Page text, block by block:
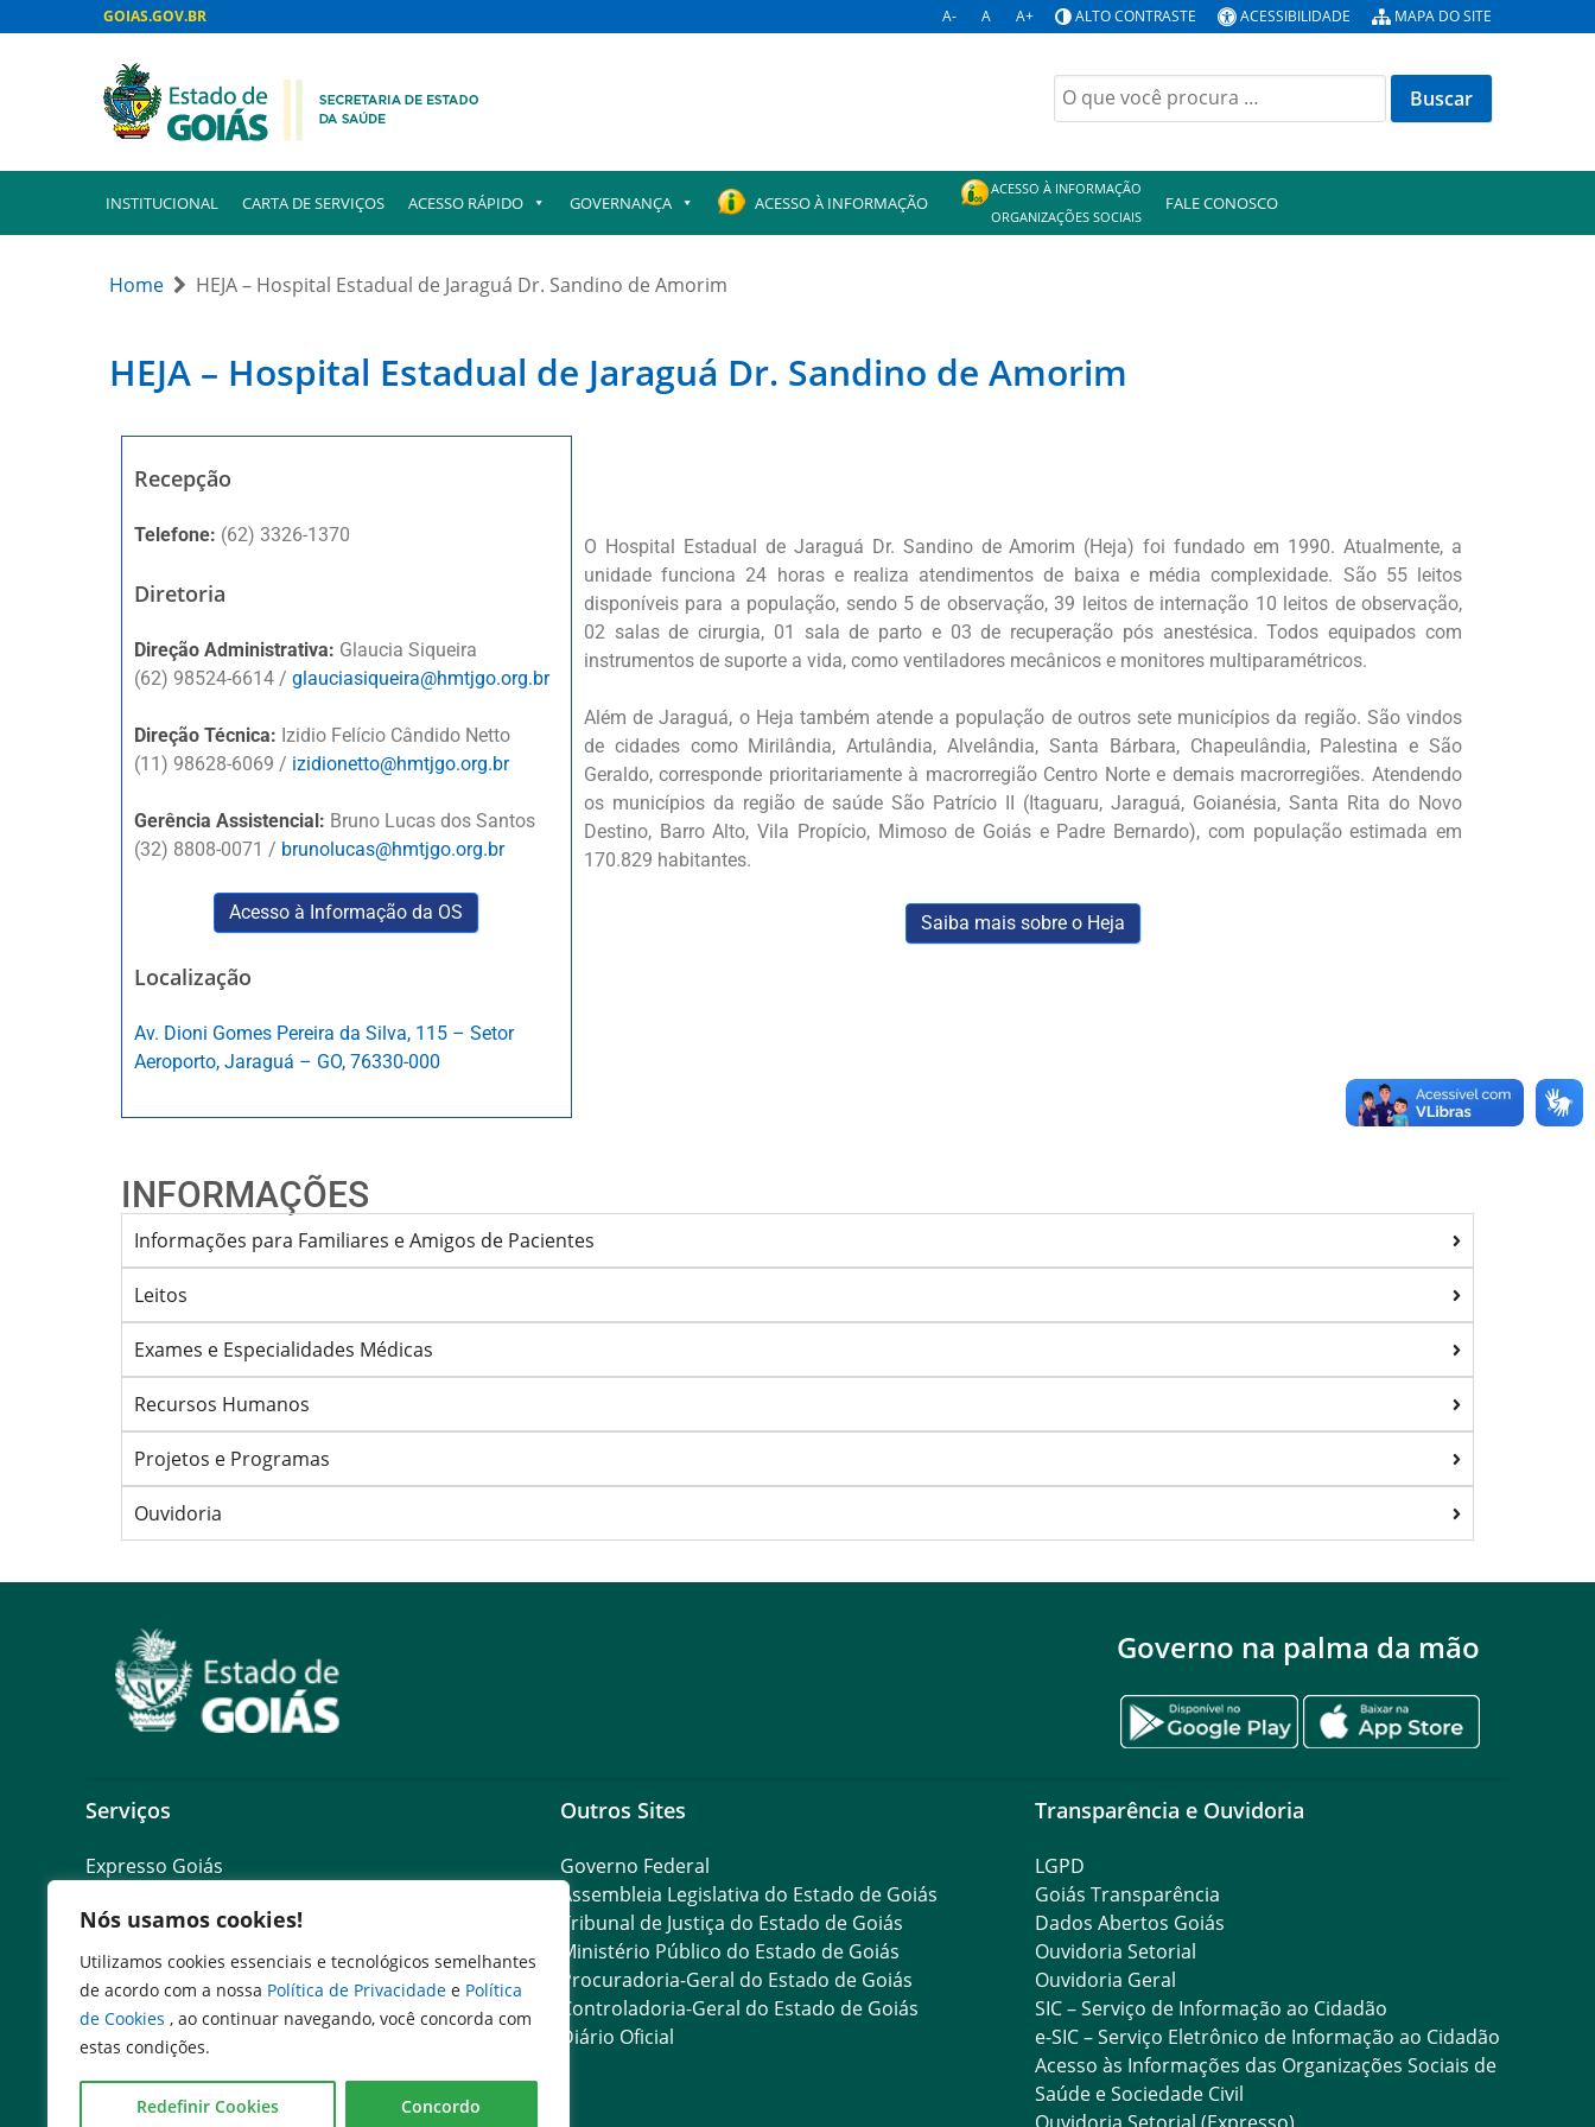
Nós usamos cookies!
Utilizamos cookies essenciais e tecnológicos semelhantes
de acordo com a nossa Política de Privacidade e Política
de Cookies , ao continuar navegando, você concorda com
estas condições.
Redefinir Cookies Concordo
GOIAS.GOV.BR A- A A+ ALTO CONTRASTE ACESSIBILIDADE MAPA DO SITE
INSTITUCIONAL CARTA DE SERVIÇOS ACESSO RÁPIDO GOVERNANÇA ACESSO À INFORMAÇÃO
ACESSO À INFORMAÇÃO
ORGANIZAÇÕES SOCIAIS
FALE CONOSCO
Home HEJA – Hospital Estadual de Jaraguá Dr. Sandino de Amorim
HEJA – Hospital Estadual de Jaraguá Dr. Sandino de Amorim
Recepção
Telefone: (62) 3326-1370
Diretoria
Direção Administrativa: Glaucia Siqueira
(62) 98524-6614 / glauciasiqueira@hmtjgo.org.br
Direção Técnica: Izidio Felício Cândido Netto
(11) 98628-6069 / izidionetto@hmtjgo.org.br
Gerência Assistencial: Bruno Lucas dos Santos
(32) 8808-0071 / brunolucas@hmtjgo.org.br
Acesso à Informação da OS
Localização
Av. Dioni Gomes Pereira da Silva, 115 – Setor
Aeroporto, Jaraguá – GO, 76330-000
O Hospital Estadual de Jaraguá Dr. Sandino de Amorim (Heja) foi fundado em 1990. Atualmente, a
unidade funciona 24 horas e realiza atendimentos de baixa e média complexidade. São 55 leitos
disponíveis para a população, sendo 5 de observação, 39 leitos de internação 10 leitos de observação,
02 salas de cirurgia, 01 sala de parto e 03 de recuperação pós anestésica. Todos equipados com
instrumentos de suporte a vida, como ventiladores mecânicos e monitores multiparamétricos.
Além de Jaraguá, o Heja também atende a população de outros sete municípios da região. São vindos
de cidades como Mirilândia, Artulândia, Alvelândia, Santa Bárbara, Chapeulândia, Palestina e São
Geraldo, corresponde prioritariamente à macrorregião Centro Norte e demais macrorregiões. Atendendo
os municípios da região de saúde São Patrício II (Itaguaru, Jaraguá, Goianésia, Santa Rita do Novo
Destino, Barro Alto, Vila Propício, Mimoso de Goiás e Padre Bernardo), com população estimada em
170.829 habitantes.
Saiba mais sobre o Heja
INFORMAÇÕES
Informações para Familiares e Amigos de Pacientes
Leitos
Exames e Especialidades Médicas
Recursos Humanos
Projetos e Programas
Ouvidoria
Governo na palma da mão
Serviços
Expresso Goiás
Expresso Servidor
SEI Governadoria
Cadastro de Autoridades
Escola de Governo
Agenda de Autoridades
Outros Sites
Governo Federal
Assembleia Legislativa do Estado de Goiás
Tribunal de Justiça do Estado de Goiás
Ministério Público do Estado de Goiás
Procuradoria-Geral do Estado de Goiás
Controladoria-Geral do Estado de Goiás
Diário Oficial
Transparência e Ouvidoria
LGPD
Goiás Transparência
Dados Abertos Goiás
Ouvidoria Setorial
Ouvidoria Geral
SIC – Serviço de Informação ao Cidadão
e-SIC – Serviço Eletrônico de Informação ao Cidadão
Acesso às Informações das Organizações Sociais de
Saúde e Sociedade Civil